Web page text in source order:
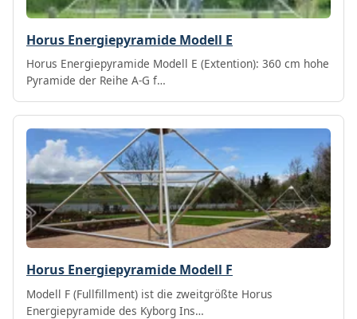
Horus Energiepyramide Modell E
Horus Energiepyramide Modell E (Extention): 360 cm hohe
Pyramide der Reihe A-G f…
Horus Energiepyramide Modell F
Modell F (Fullfillment) ist die zweitgrößte Horus
Energiepyramide des Kyborg Ins…